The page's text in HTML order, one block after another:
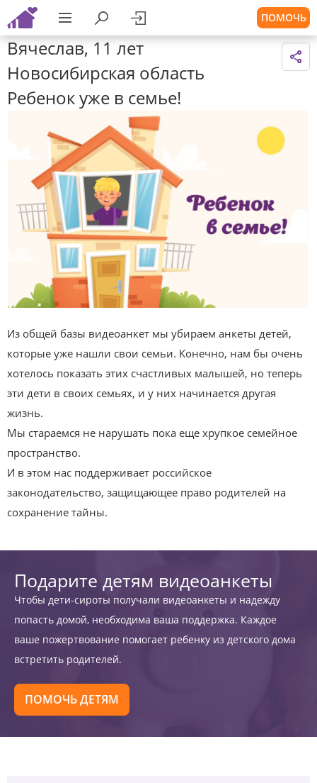
ПОМОЧЬ
Вячеслав, 11 лет
Новосибирская область
Ребенок уже в семье!
Из общей базы видеоанкет мы убираем анкеты детей,
которые уже нашли свои семьи. Конечно, нам бы очень
хотелось показать этих счастливых малышей, но теперь
эти дети в своих семьях, и у них начинается другая
жизнь.
Мы стараемся не нарушать пока еще хрупкое семейное
пространство.
И в этом нас поддерживает российское
законодательство, защищающее право родителей на
сохранение тайны.
Подарите детям видеоанкеты
Чтобы дети-сироты получали видеоанкеты и надежду
попасть домой, необходима ваша поддержка. Каждое
ваше пожертвование помогает ребенку из детского дома
встретить родителей.
ПОМОЧЬ ДЕТЯМ